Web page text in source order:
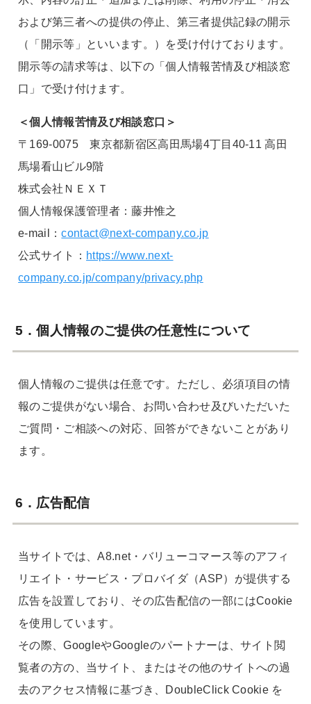
および第三者への提供の停止、第三者提供記録の開示
（「開示等」といいます。）を受け付けております。
開示等の請求等は、以下の「個人情報苦情及び相談窓
口」で受け付けます。
＜個人情報苦情及び相談窓口＞
〒169-0075 東京都新宿区高田馬場4丁目40-11 高田
馬場看山ビル9階
株式会社ＮＥＸＴ
個人情報保護管理者：藤井惟之
e-mail：contact@next-company.co.jp
公式サイト： https://www.next-
company.co.jp/company/privacy.php
5．個人情報のご提供の任意性について
個人情報のご提供は任意です。ただし、必須項目の情
報のご提供がない場合、お問い合わせ及びいただいた
ご質問・ご相談への対応、回答ができないことがあり
ます。
6．広告配信
当サイトでは、A8.net・バリューコマース等のアフィ
リエイト・サービス・プロバイダ（ASP）が提供する
広告を設置しており、その広告配信の一部にはCookie
を使用しています。
その際、GoogleやGoogleのパートナーは、サイト閲
覧者の方の、当サイト、またはその他のサイトへの過
去のアクセス情報に基づき、DoubleClick Cookie を